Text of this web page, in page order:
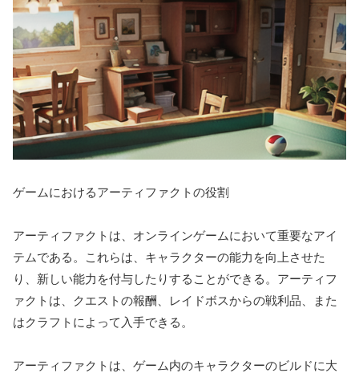
ゲームにおけるアーティファクトの役割
アーティファクトは、オンラインゲームにおいて重要なアイ
テムである。これらは、キャラクターの能力を向上させた
り、新しい能力を付与したりすることができる。アーティフ
ァクトは、クエストの報酬、レイドボスからの戦利品、また
はクラフトによって入手できる。
アーティファクトは、ゲーム内のキャラクターのビルドに大